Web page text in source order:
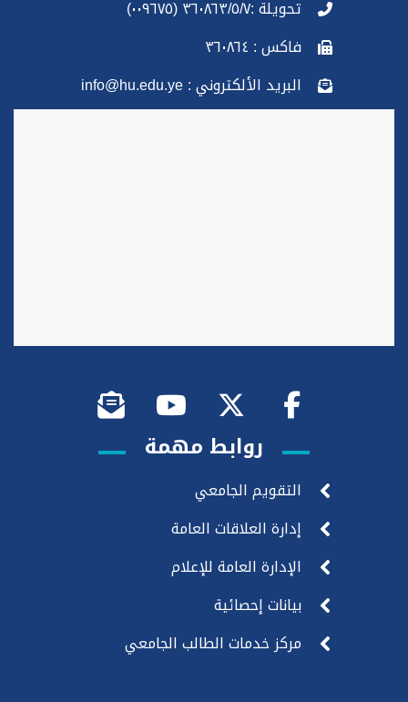
تحويلة :٣٦٠٨٦٣/٥/٧ (٠٠٩٦٧٥)
فاكس : ٣٦٠٨٦٤
البريد الألكتروني : info@hu.edu.ye
روابط مهمة
التقويم الجامعي
إدارة العلاقات العامة
الإدارة العامة للإعلام
بيانات إحصائية
مركز خدمات الطالب الجامعي